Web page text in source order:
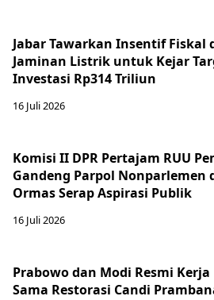
Jabar Tawarkan Insentif Fiskal
Jaminan Listrik untuk Kejar
Investasi Rp314 Triliun
16 Juli 2026
Komisi II DPR Pertajam RUU
Gandeng Parpol Nonparlemen
Ormas Serap Aspirasi Publik
16 Juli 2026
Prabowo dan Modi Resmi Kerja
Sama Restorasi Candi